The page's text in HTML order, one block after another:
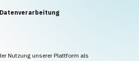
Nutzung unserer Plattform als